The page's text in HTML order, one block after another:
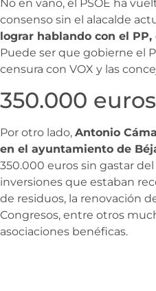
No en vano, el PSOE ha
consenso sin el alacalde
lograr hablando con el
Puede ser que gobierne el
censura con VOX y las
350.000
Por otro lado, Antonio
en el ayuntamiento de
350.000 euros sin gastar
inversiones que estaban
de residuos, la renovación
Congresos, entre otros
asociaciones benéficas.